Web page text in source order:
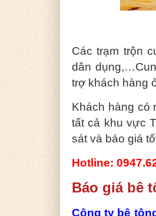
Các trạm trộn
dân
trợ khách hàng
Khách hàng có
tất cả khu vực
sát và báo giá
Hotline:
Báo giá bê
Công ty bê